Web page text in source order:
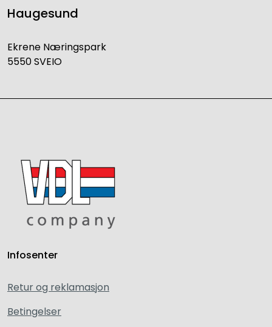
Haugesund
Ekrene Næringspark
5550 SVEIO
Infosenter
Retur og reklamasjon
Betingelser